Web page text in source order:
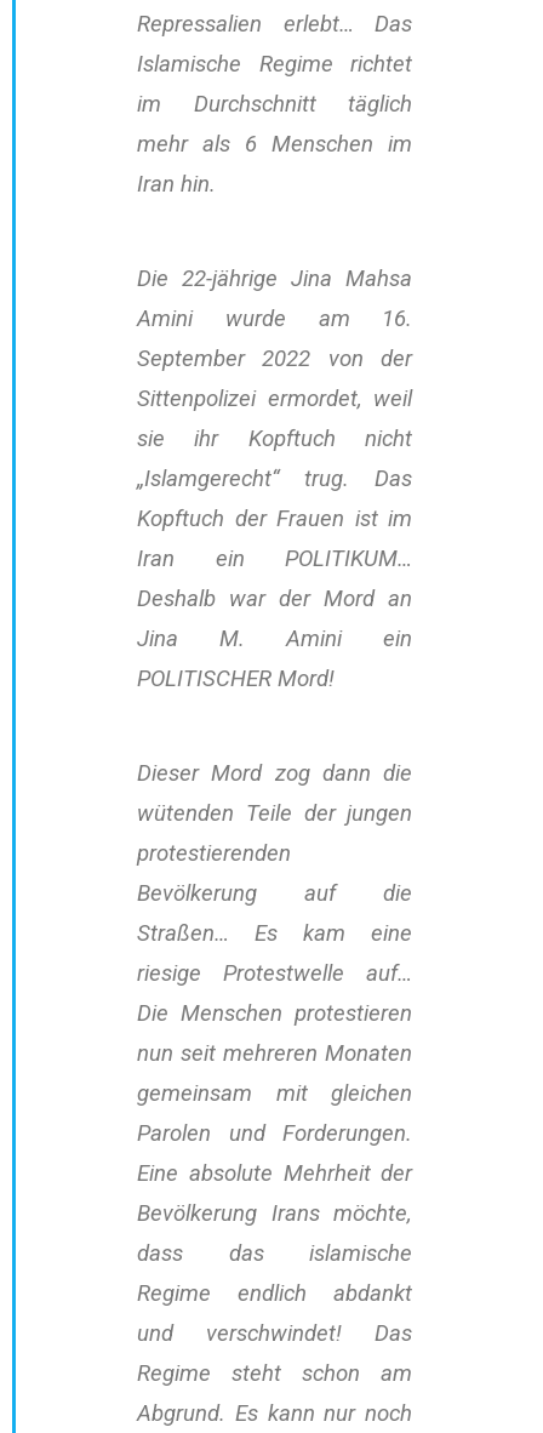
Repressalien erlebt… Das
Islamische Regime richtet
im Durchschnitt täglich
mehr als 6 Menschen im
Iran hin.
Die 22-jährige Jina Mahsa
Amini wurde am 16.
September 2022 von der
Sittenpolizei ermordet, weil
sie ihr Kopftuch nicht
„Islamgerecht“ trug. Das
Kopftuch der Frauen ist im
Iran ein POLITIKUM…
Deshalb war der Mord an
Jina M. Amini ein
POLITISCHER Mord!
Dieser Mord zog dann die
wütenden Teile der jungen
protestierenden
Bevölkerung auf die
Straßen… Es kam eine
riesige Protestwelle auf…
Die Menschen protestieren
nun seit mehreren Monaten
gemeinsam mit gleichen
Parolen und Forderungen.
Eine absolute Mehrheit der
Bevölkerung Irans möchte,
dass das islamische
Regime endlich abdankt
und verschwindet! Das
Regime steht schon am
Abgrund. Es kann nur noch